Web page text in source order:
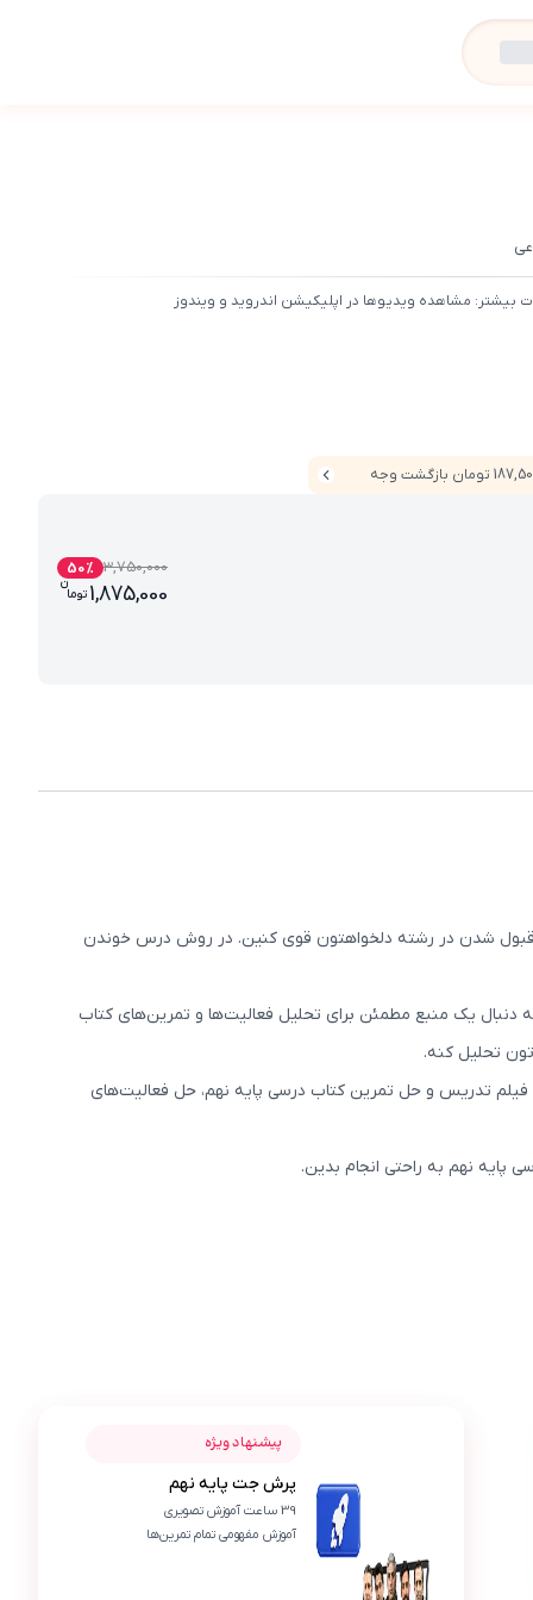
بیشتر: مشاهده ویدیوها در اپلیکیشن اندروید و ویندوز
تومان بازگشت وجه
3,750,000
50%
1,875,000 توما
ن
قیمت فعلی پرش جت پایه نهم 1875000 تومان است، این
قبول شدن در رشته دلخواهتون قوی کنین. در روش درس خوندن
دنبال یک منبع مطمئن برای تحلیل فعالیت‌ها و تمرین‌های کتاب
تحلیل کنه.
تدریس و حل تمرین کتاب درسی پایه نهم، حل فعالیت‌های
نهم به راحتی انجام بدین.
احمد کاظمی
توی پرش جت نهم، تمرینهای کتاب خیلی خوب و
پیشنهاد ویژه
پرش جت پایه نهم
39 ساعت آموزش تصویری
آموزش مفهومی تمام تمرین‌ها